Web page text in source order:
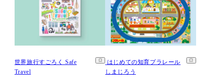
世界旅行すごろく Safe
Travel
はじめての知育プラレール
しまじろう